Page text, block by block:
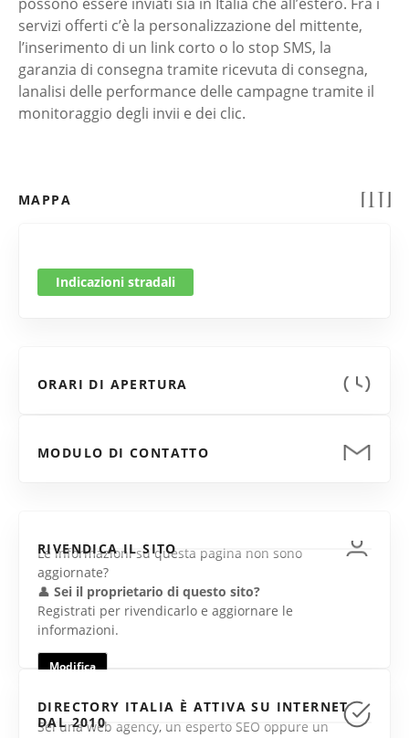
servizi offerti c’è la personalizzazione del mittente,
l’inserimento di un link corto o lo stop SMS, la
garanzia di consegna tramite ricevuta di consegna,
lanalisi delle performance delle campagne tramite il
monitoraggio degli invii e dei clic.
MAPPA
Indicazioni stradali
ORARI DI APERTURA
MODULO DI CONTATTO
RIVENDICA IL SITO
Le informazioni su questa pagina non sono
aggiornate?
👤 Sei il proprietario di questo sito?
Registrati per rivendicarlo e aggiornare le
informazioni.
Modifica
DIRECTORY ITALIA È ATTIVA SU INTERNET
DAL 2010
Sei una web agency, un esperto SEO oppure un